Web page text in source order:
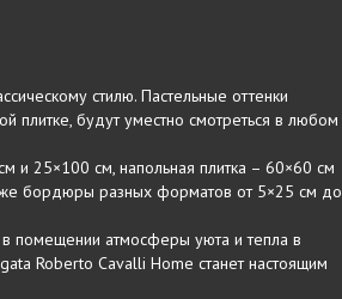
стилю. Пастельные оттенки
плитке, будут уместно смотреться в любом
и 25×100 см, напольная плитка – 60×60 см
бордюры разных форматов от 5×25 см до
в помещении атмосферы уюта и тепла в
Roberto Cavalli Home станет настоящим